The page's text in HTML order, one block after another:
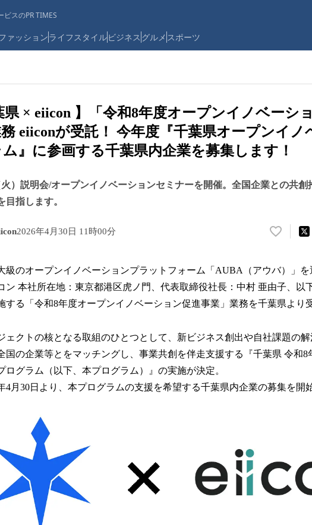
スのPR TIMES
ァッションライフスタイルビジネス グルメ スポーツ
県 × eiicon 】「令和8年度オープンイノベーシ
eiiconが受託！ 今年度『千葉県オープンイノ
』に参画する千葉県内企業を募集します！
火）説明会/オープンイノベーションセミナーを開催。全国企業との共創
目指します。
2026年4月30日 11時00分
い
！
数
を
込
み
中
す
のオープンイノベーションプラットフォーム「AUBA（アウバ）」を
ン 本社所在地：東京都港区虎ノ門、代表取締役社長：中村 亜由子、以
する「令和8年度オープンイノベーション促進事業」業務を千葉県より
クトの核となる取組のひとつとして、新ビジネス創出や自社課題の
国の企業等とをマッチングし、事業共創を伴走支援する『千葉県 令和8
ログラム（以下、本プログラム）』の実施が決定。
4月30日より、本プログラムの支援を希望する千葉県内企業の募集を開